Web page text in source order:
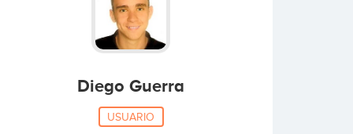
Diego Guerra
USUARIO